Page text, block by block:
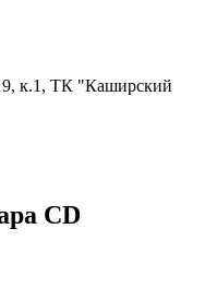
к.1, ТК "Каширский
CD